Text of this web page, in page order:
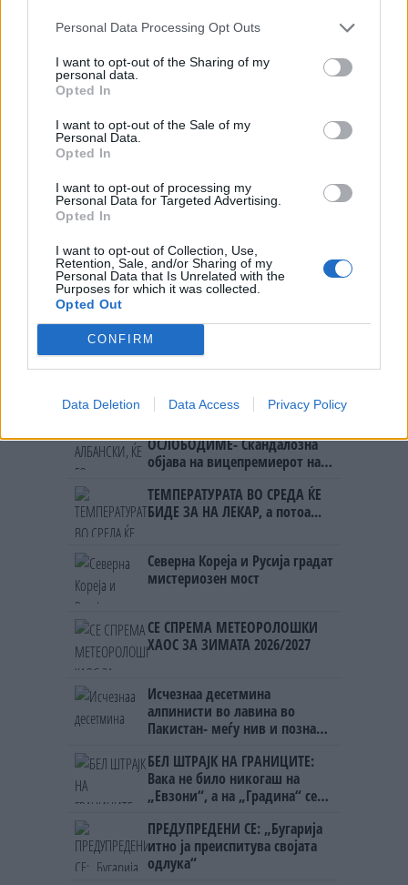
Personal Data Processing Opt Outs
I want to opt-out of the Sharing of my
personal data.
Opted In
I want to opt-out of the Sale of my
Personal Data.
Opted In
I want to opt-out of processing my
Personal Data for Targeted Advertising.
Opted In
I want to opt-out of Collection, Use,
Retention, Sale, and/or Sharing of my
Personal Data that Is Unrelated with the
Purposes for which it was collected.
Opted Out
CONFIRM
Data Deletion Data Access Privacy Policy
ФОЛКСВАГЕН ИМА 60% ПОВЕЌЕ
произведува помалку
ПРИСТАП НА ПОЛИЦИЈАТА ДО
НАЈЧИТАНИ ВО ПОСЛЕДНИ 7 ДЕНА
ИСТОРИСКО ОБЕДИНУВАЊЕ НА
ФОРМИРАН МАКЕДОНСКИОТ
НАЦИОНАЛЕН СОЈУЗ
Ахмети кажа што го мачи:
ЗА ВОЕНИТЕ ЗЛОСТРОСТВА НА
УЧК...
ОСЛОБОДИМЕ- Скандалозна
објава на вицепремиерот на
ТЕМПЕРАТУРАТА ВО СРЕДА ЌЕ
БИДЕ ЗА НА ЛЕКАР, а потоа...
Северна Кореја и Русија градат
мистериозен мост
СЕ СПРЕМА МЕТЕОРОЛОШКИ
ХАОС ЗА ЗИМАТА 2026/2027
Исчезнаа десетмина
алпинисти во лавина во
Пакистан- меѓу нив и познат
БЕЛ ШТРАЈК НА ГРАНИЦИТЕ:
Вака не било никогаш на
„Евзони“, а на „Градина“ се
ПРЕДУПРЕДЕНИ СЕ: „Бугарија
итно ја преиспитува својата
одлука“